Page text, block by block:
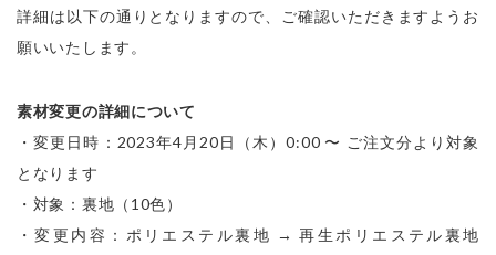
詳細は以下の通りとなりますので、ご確認いただきますようお
願いいたします。
素材変更の詳細について
・変更日時：2023年4月20日（木）0:00 〜 ご注文分より対象
となります
・対象：裏地（10色）
・変更内容：ポリエステル裏地 → 再生ポリエステル裏地